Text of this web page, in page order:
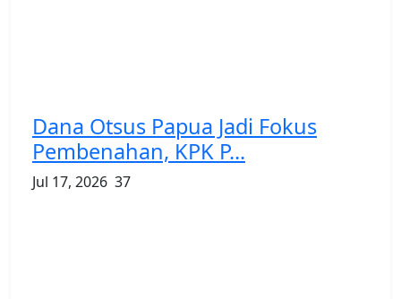
Dana Otsus Papua Jadi Fokus
Pembenahan, KPK P...
Jul 17, 2026 37